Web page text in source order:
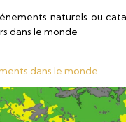
naturels ou
dans le monde
dans le monde